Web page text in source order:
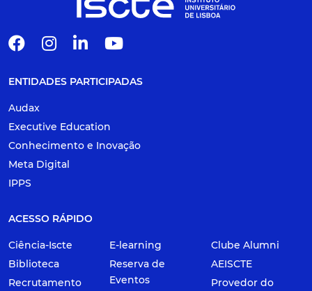
ENTIDADES PARTICIPADAS
Audax
Executive Education
Conhecimento e Inovação
Meta Digital
IPPS
ACESSO RÁPIDO
Ciência-Iscte
Biblioteca
Recrutamento
E-learning
Reserva de
Eventos
Clube Alumni
AEISCTE
Provedor do